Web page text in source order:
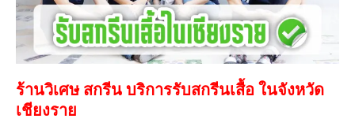
ร้านวิเศษ สกรีน บริการรับสกรีนเสื้อ ในจังหวัด
เชียงราย